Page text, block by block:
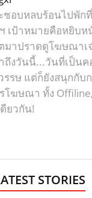
ชอบหลบร้อนไปพัก
เป้าหมายคือหยิบห
มาปราดดูโฆษณาเ
ถึงวันนี้...วันที่เป็น
รรษ แต่ก็ยังสนุกกั
โฆษณา ทั้ง
ยวกัน!
STORIES